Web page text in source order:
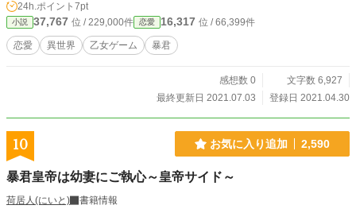
24h.ポイント 7pt
小説 37,767 位 / 229,000件 恋愛 16,317 位 / 66,399件
恋愛 異世界 乙女ゲーム 暴君
感想数 0
文字数 6,927
最終更新日 2021.07.03
登録日 2021.04.30
10 お気に入り追加 2,590
暴君皇帝は幼妻にご執心～皇帝サイド～
荷居人(にいと)
書籍情報